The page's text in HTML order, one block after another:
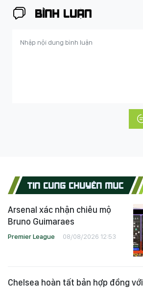
BÌNH LUẬN
TIN CÙNG CHUYÊN MỤC
Arsenal xác nhận chiêu mộ
Bruno Guimaraes
Premier League 08/08/2026 12:53
Chelsea hoàn tất bản hợp đồng với